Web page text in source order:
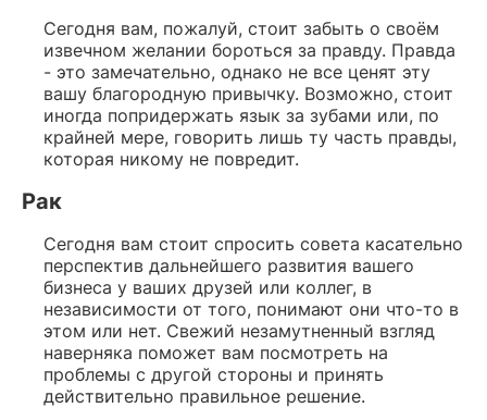
Сегодня вам, пожалуй, стоит забыть о своём
извечном желании бороться за правду. Правда
- это замечательно, однако не все ценят эту
вашу благородную привычку. Возможно, стоит
иногда попридержать язык за зубами или, по
крайней мере, говорить лишь ту часть правды,
которая никому не повредит.
Рак
Сегодня вам стоит спросить совета касательно
перспектив дальнейшего развития вашего
бизнеса у ваших друзей или коллег, в
независимости от того, понимают они что-то в
этом или нет. Свежий незамутненный взгляд
наверняка поможет вам посмотреть на
проблемы с другой стороны и принять
действительно правильное решение.